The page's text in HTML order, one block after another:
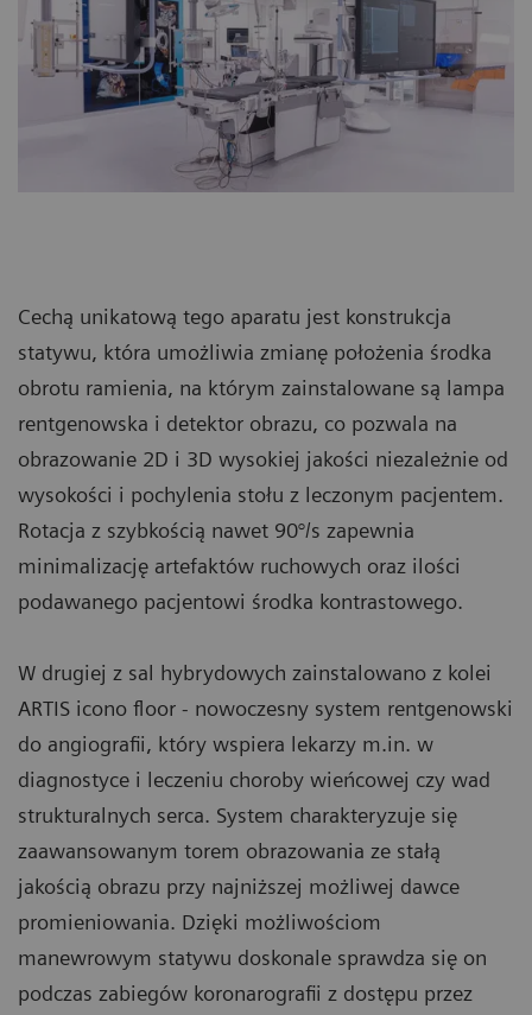
Cechą unikatową tego aparatu jest konstrukcja
statywu, która umożliwia zmianę położenia środka
obrotu ramienia, na którym zainstalowane są lampa
rentgenowska i detektor obrazu, co pozwala na
obrazowanie 2D i 3D wysokiej jakości niezależnie od
wysokości i pochylenia stołu z leczonym pacjentem.
Rotacja z szybkością nawet 90°/s zapewnia
minimalizację artefaktów ruchowych oraz ilości
podawanego pacjentowi środka kontrastowego.
W drugiej z sal hybrydowych zainstalowano z kolei
ARTIS icono floor - nowoczesny system rentgenowski
do angiografii, który wspiera lekarzy m.in. w
diagnostyce i leczeniu choroby wieńcowej czy wad
strukturalnych serca. System charakteryzuje się
zaawansowanym torem obrazowania ze stałą
jakością obrazu przy najniższej możliwej dawce
promieniowania. Dzięki możliwościom
manewrowym statywu doskonale sprawdza się on
podczas zabiegów koronarografii z dostępu przez